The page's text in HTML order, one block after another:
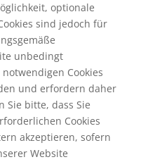
optionale
sind jedoch für
unbedingt
Cookies
und erfordern daher
Sie bitte, dass Sie
Cookies
akzeptieren, sofern
Website